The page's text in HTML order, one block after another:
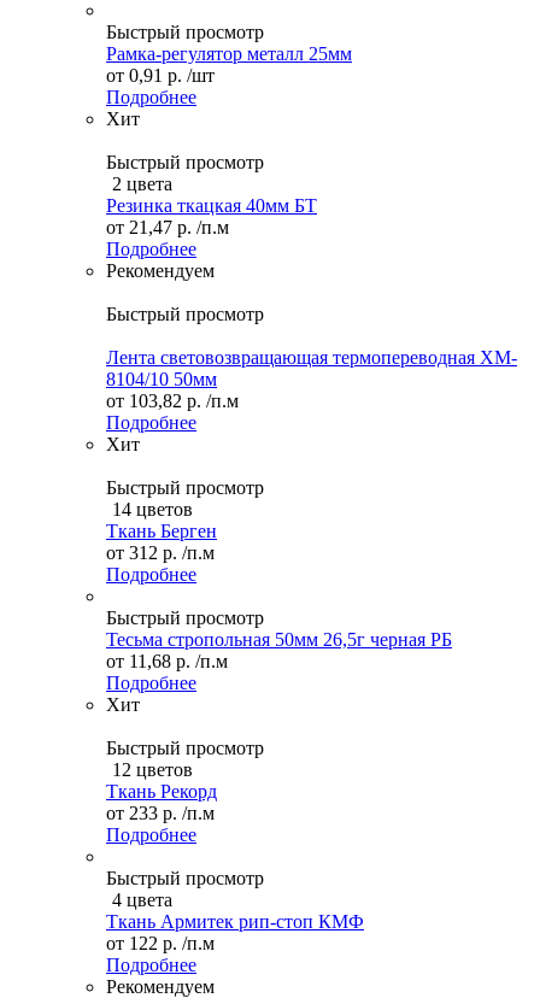
Быстрый просмотр
Рамка-регулятор металл 25мм
от 0,91 р. /шт
Подробнее
Хит
Быстрый просмотр
2 цвета
Резинка ткацкая 40мм БТ
от 21,47 р. /п.м
Подробнее
Рекомендуем
Быстрый просмотр
Лента световозвращающая термопереводная XM-
8104/10 50мм
от 103,82 р. /п.м
Подробнее
Хит
Быстрый просмотр
14 цветов
Ткань Берген
от 312 р. /п.м
Подробнее
Быстрый просмотр
Тесьма стропольная 50мм 26,5г черная РБ
от 11,68 р. /п.м
Подробнее
Хит
Быстрый просмотр
12 цветов
Ткань Рекорд
от 233 р. /п.м
Подробнее
Быстрый просмотр
4 цвета
Ткань Армитек рип-стоп КМФ
от 122 р. /п.м
Подробнее
Рекомендуем